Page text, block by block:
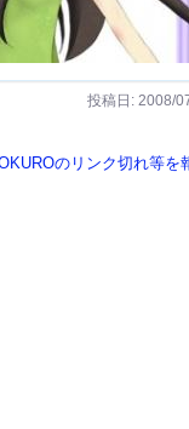
投稿日: 2008/
のリンク切れ等を